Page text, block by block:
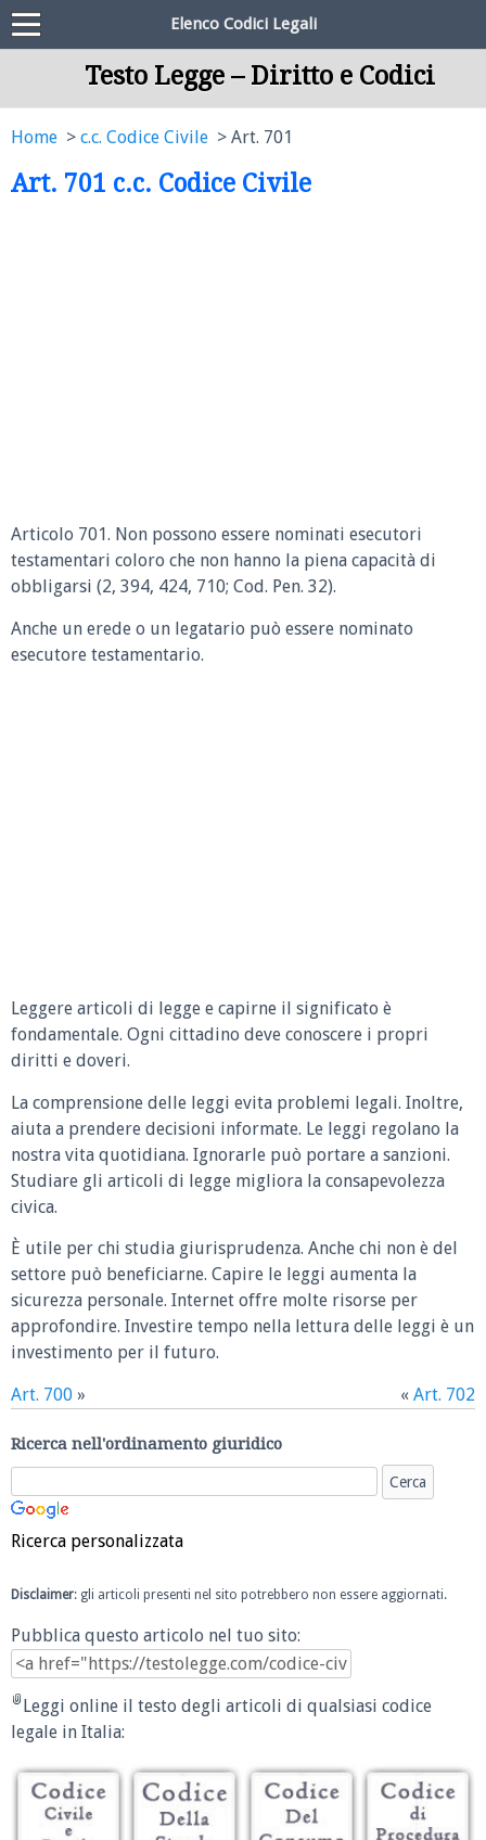
Elenco Codici Legali
Testo Legge – Diritto e Codici
Home c.c. Codice Civile Art. 701
Art. 701 c.c. Codice Civile
Articolo 701. Non possono essere nominati esecutori
testamentari coloro che non hanno la piena capacità di
obbligarsi (2, 394, 424, 710; Cod. Pen. 32).
Anche un erede o un legatario può essere nominato
esecutore testamentario.
Leggere articoli di legge e capirne il significato è
fondamentale. Ogni cittadino deve conoscere i propri
diritti e doveri.
La comprensione delle leggi evita problemi legali. Inoltre,
aiuta a prendere decisioni informate. Le leggi regolano la
nostra vita quotidiana. Ignorarle può portare a sanzioni.
Studiare gli articoli di legge migliora la consapevolezza
civica.
È utile per chi studia giurisprudenza. Anche chi non è del
settore può beneficiarne. Capire le leggi aumenta la
sicurezza personale. Internet offre molte risorse per
approfondire. Investire tempo nella lettura delle leggi è un
investimento per il futuro.
Art. 700 » « Art. 702
Ricerca nell'ordinamento giuridico
Ricerca personalizzata
Disclaimer: gli articoli presenti nel sito potrebbero non essere aggiornati.
Pubblica questo articolo nel tuo sito:
Leggi online il testo degli articoli di qualsiasi codice
legale in Italia: